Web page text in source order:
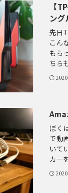
【
ング
先日
こん
もら
ちら
ぼく
で動
いて
カー